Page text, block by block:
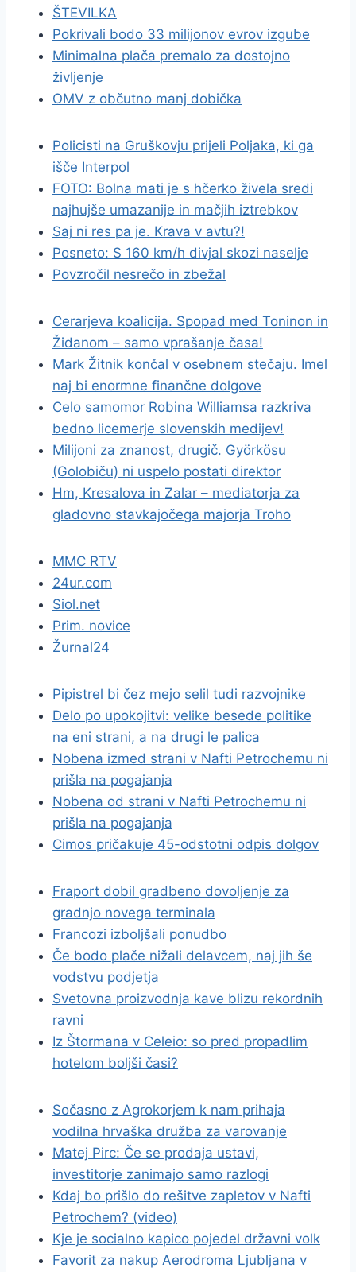
ŠTEVILKA
Pokrivali bodo 33 milijonov evrov izgube
Minimalna plača premalo za dostojno
življenje
OMV z občutno manj dobička
Policisti na Gruškovju prijeli Poljaka, ki ga
išče Interpol
FOTO: Bolna mati je s hčerko živela sredi
najhujše umazanije in mačjih iztrebkov
Saj ni res pa je. Krava v avtu?!
Posneto: S 160 km/h divjal skozi naselje
Povzročil nesrečo in zbežal
Cerarjeva koalicija. Spopad med Toninon in
Židanom – samo vprašanje časa!
Mark Žitnik končal v osebnem stečaju. Imel
naj bi enormne finančne dolgove
Celo samomor Robina Williamsa razkriva
bedno licemerje slovenskih medijev!
Milijoni za znanost, drugič. Györkösu
(Golobiču) ni uspelo postati direktor
Hm, Kresalova in Zalar – mediatorja za
gladovno stavkajočega majorja Troho
MMC RTV
24ur.com
Siol.net
Prim. novice
Žurnal24
Pipistrel bi čez mejo selil tudi razvojnike
Delo po upokojitvi: velike besede politike
na eni strani, a na drugi le palica
Nobena izmed strani v Nafti Petrochemu ni
prišla na pogajanja
Nobena od strani v Nafti Petrochemu ni
prišla na pogajanja
Cimos pričakuje 45-odstotni odpis dolgov
Fraport dobil gradbeno dovoljenje za
gradnjo novega terminala
Francozi izboljšali ponudbo
Če bodo plače nižali delavcem, naj jih še
vodstvu podjetja
Svetovna proizvodnja kave blizu rekordnih
ravni
Iz Štormana v Celeio: so pred propadlim
hotelom boljši časi?
Sočasno z Agrokorjem k nam prihaja
vodilna hrvaška družba za varovanje
Matej Pirc: Če se prodaja ustavi,
investitorje zanimajo samo razlogi
Kdaj bo prišlo do rešitve zapletov v Nafti
Petrochem? (video)
Kje je socialno kapico pojedel državni volk
Favorit za nakup Aerodroma Ljubljana v